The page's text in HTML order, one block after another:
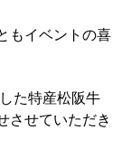
もイベントの喜
た特産松阪牛
させていただき